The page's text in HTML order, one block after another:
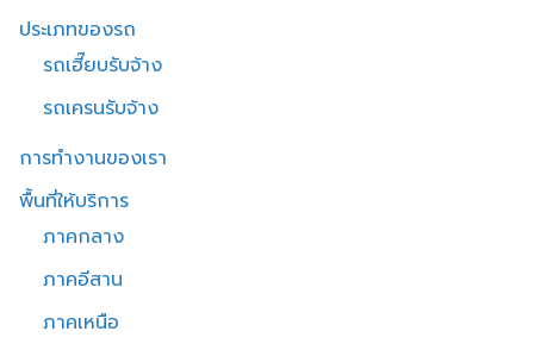
ประเภทของรถ
รถเฮี๊ยบรับจ้าง
รถเครนรับจ้าง
การทำงานของเรา
พื้นที่ให้บริการ
ภาคกลาง
ภาคอีสาน
ภาคเหนือ